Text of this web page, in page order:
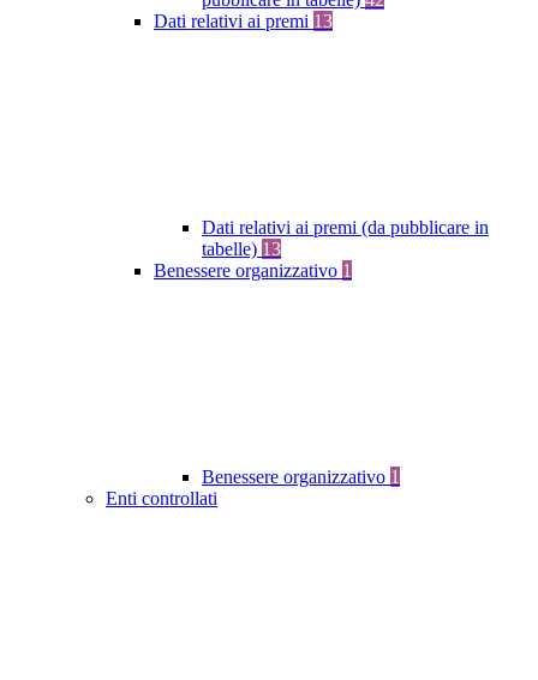
Dati relativi ai premi 13
Dati relativi ai premi (da pubblicare in
tabelle) 13
Benessere organizzativo 1
Benessere organizzativo 1
Enti controllati